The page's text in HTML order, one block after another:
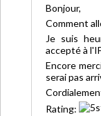
Bonjour,
Comment
Je suis
accepté à
Encore
serai pas
Rating: